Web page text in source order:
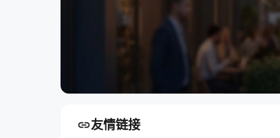
link友情链接